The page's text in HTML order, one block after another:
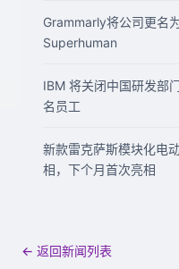
Grammarly将公司更名
Superhuman
IBM 将关闭中国研发部
名员工
新款雷克萨斯模块化电
相，下个月首次亮相
← 返回新闻列表